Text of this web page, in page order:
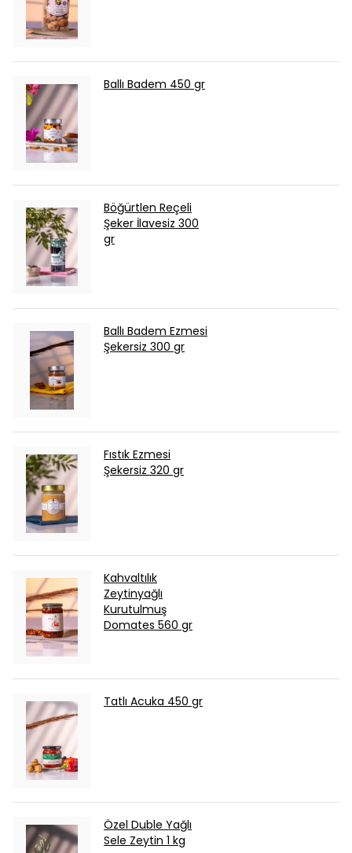
Ballı Badem 450 gr
Böğürtlen Reçeli
Şeker İlavesiz 300
gr
Ballı Badem Ezmesi
Şekersiz 300 gr
Fıstık Ezmesi
Şekersiz 320 gr
Kahvaltılık
Zeytinyağlı
Kurutulmuş
Domates 560 gr
Tatlı Acuka 450 gr
Özel Duble Yağlı
Sele Zeytin 1 kg